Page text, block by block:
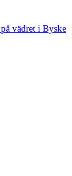
vädret i Byske